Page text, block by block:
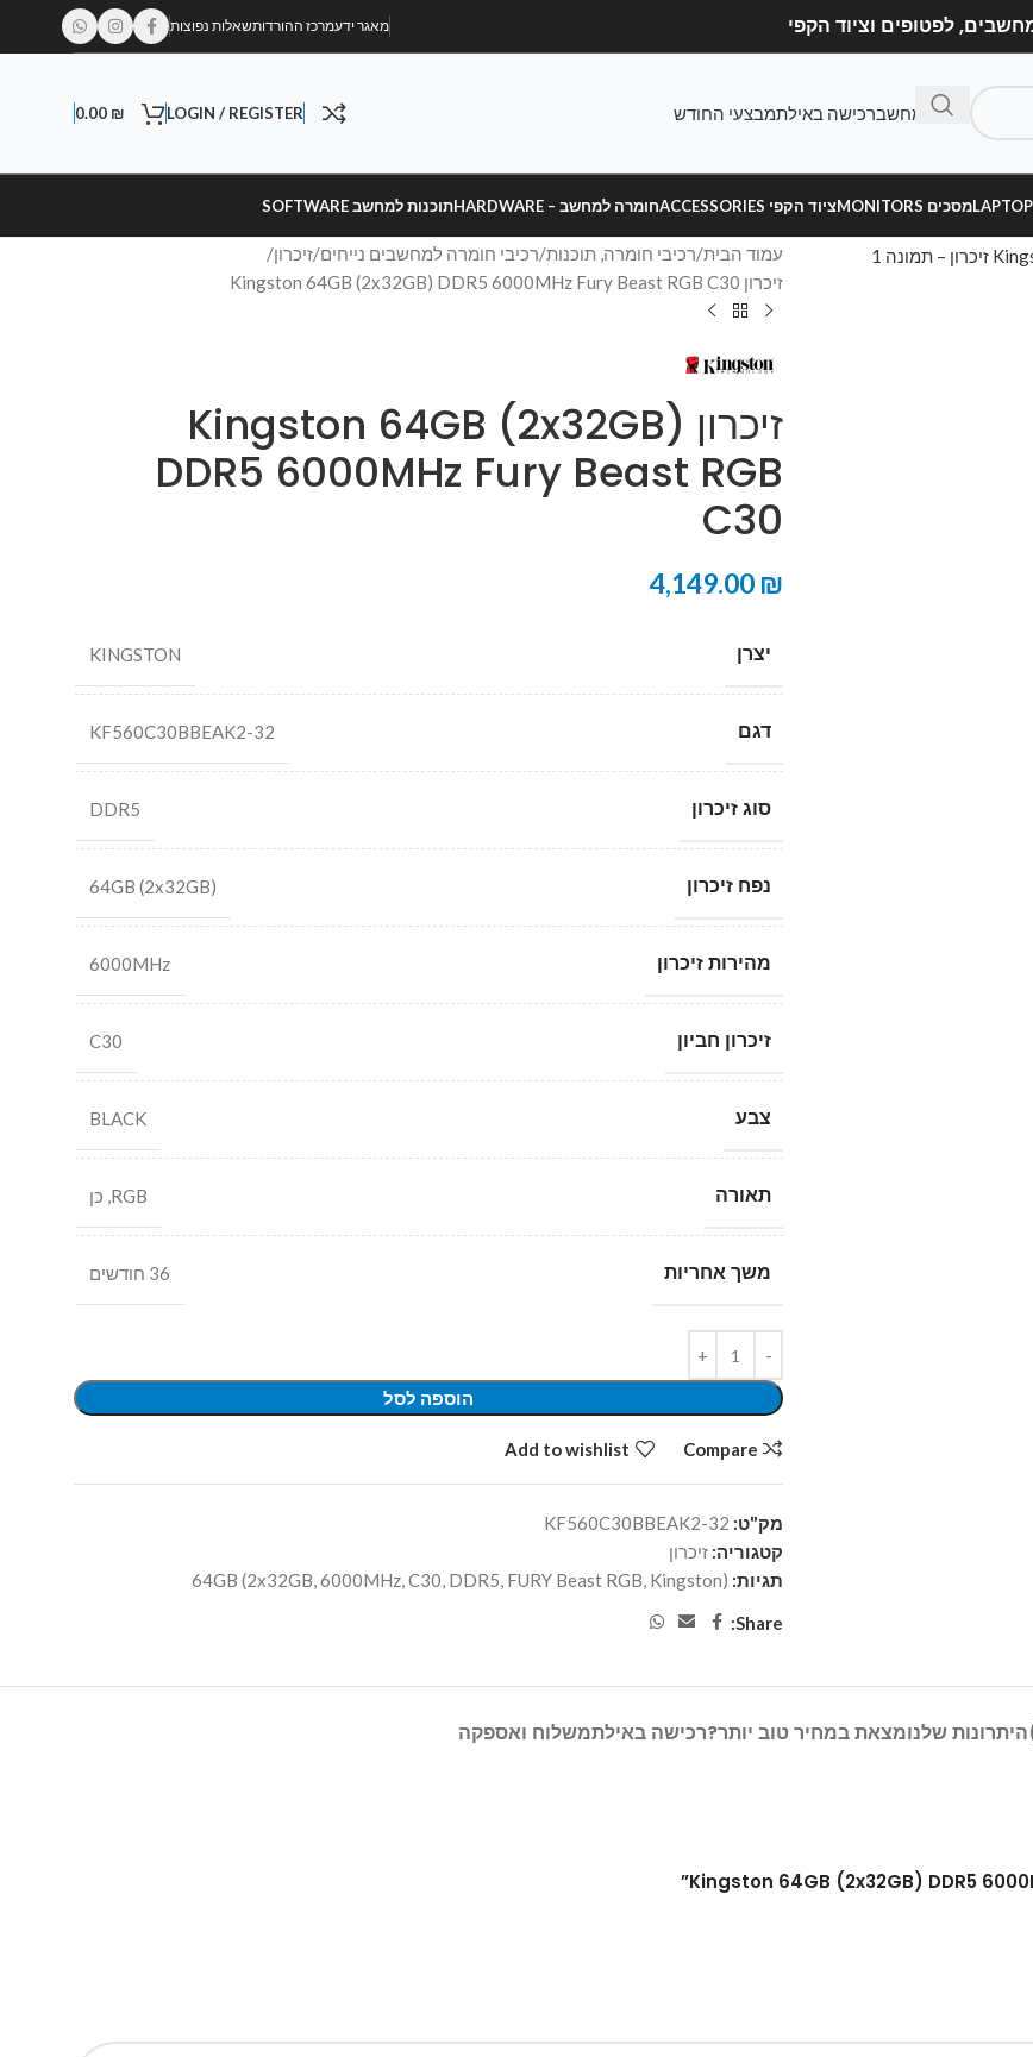
מאגר ידעמרכז ההורדותשאלות נפוצות
בנה מחשברכישה באילתמבצעי החודש LOGIN / REGISTER
0.00 ₪
מסכים MONITORS ציוד הקפי ACCESSORIES חומרה למחשב – HARDWARE
תוכנות למחשב SOFTWARE
עמוד הבית רכיבי חומרה, תוכנות רכיבי חומרה למחשבים נייחים זיכרון
זיכרון Kingston 64GB (2x32GB) DDR5 6000MHz Fury Beast RGB C30
זיכרון Kingston 64GB (2x32GB)
DDR5 6000MHz Fury Beast RGB
C30
4,149.00 ₪
יצרן KINGSTON
דגם KF560C30BBEAK2-32
סוג זיכרון DDR5
נפח זיכרון 64GB (2x32GB)
מהירות זיכרון 6000MHz
זיכרון חביון C30
צבע BLACK
תאורה RGB
, כן
משך אחריות 36 חודשים
הוספה לסל
Compare
Add to wishlist
מק"ט: KF560C30BBEAK2-32
קטגוריה: זיכרון
תגיות: (64GB (2x32GB
,6000MHz,C30, DDR5, FURY Beast RGB, Kingston
Share:
היתרונות שלנומצאת במחיר טוב יותר?רכישה באילתמשלוח ואספקה